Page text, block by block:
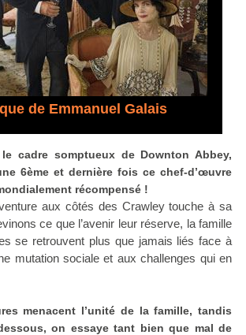
de Emmanuel Galais
cadre somptueux de Downton Abbey,
6ème et dernière fois ce chef-d’œuvre
récompensé !
aux côtés des Crawley touche à sa
ce que l’avenir leur réserve, la famille
se retrouvent plus que jamais liés face à
mutation sociale et aux challenges qui en
menacent l’unité de la famille, tandis
on essaye tant bien que mal de